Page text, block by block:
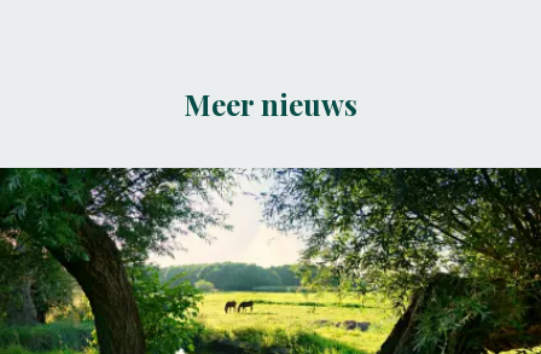
Meer nieuws